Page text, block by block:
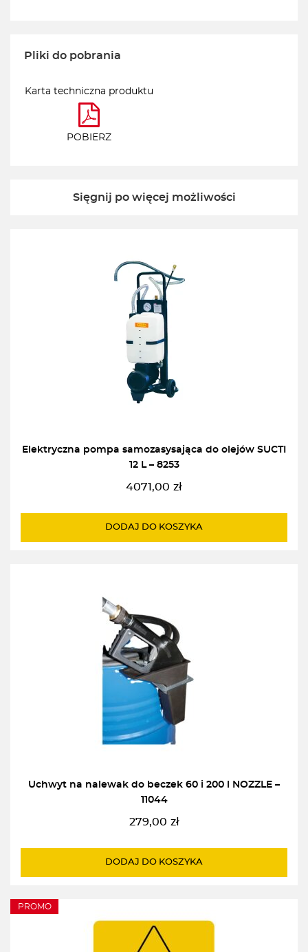
Pliki do pobrania
Karta techniczna produktu
POBIERZ
Sięgnij po więcej możliwości
Elektryczna pompa samozasysająca do olejów SUCTI
12 L – 8253
4071,00 zł
DODAJ DO KOSZYKA
Uchwyt na nalewak do beczek 60 i 200 l NOZZLE –
11044
279,00 zł
DODAJ DO KOSZYKA
PROMO